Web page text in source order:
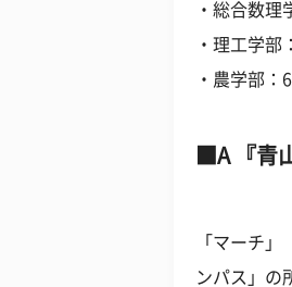
・総合数理
・理工学部
・農学部：
A 『青
「マーチ
ンパス」の